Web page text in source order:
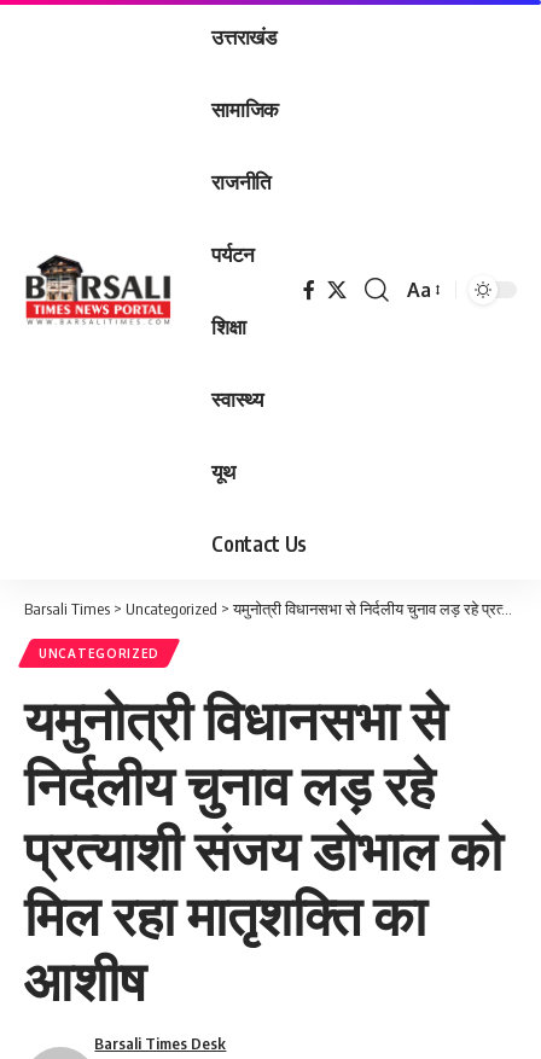
उत्तराखंड
सामाजिक
राजनीति
पर्यटन
शिक्षा
स्वास्थ्य
यूथ
Contact Us
Font
Aa
Barsali Times > Uncategorized >यमुनोत्री विधानसभा से निर्दलीय चुनाव लड़ रहे प्रत्याशी संजय डोभाल को मिल रहा मातृशक्ति का आशीष
UNCATEGORIZED
यमुनोत्री विधानसभा से
निर्दलीय चुनाव लड़ रहे
प्रत्याशी संजय डोभाल को
मिल रहा मातृशक्ति का
आशीष
Barsali Times Desk